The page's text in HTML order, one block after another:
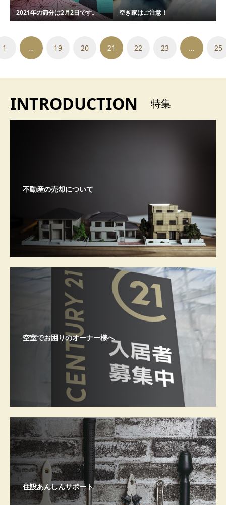
2021年の節分は2月2日です。 空き家はご注意！
1 … 19 20 21 22 23 … 25
INTRODUCTION 特集
不動産の売却について
空室でお困りのオーナー様へ
住設あんしんサポート